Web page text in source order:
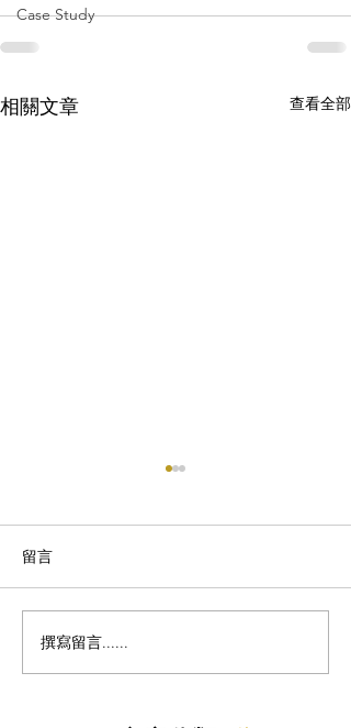
Case Study
相關文章 查看全部
美國本土出現首例犬隻新
世界螺旋蠅病例 FDA緊急
留言
撰寫留言......